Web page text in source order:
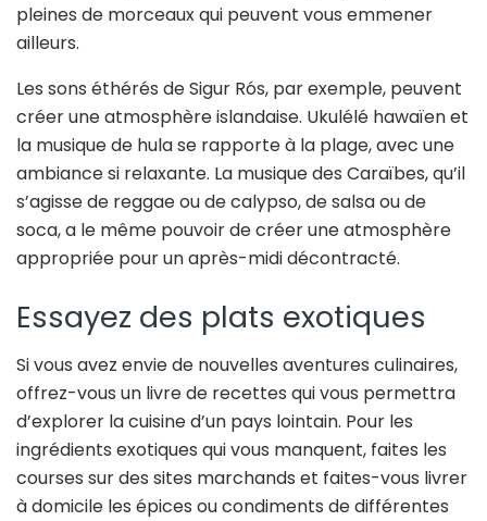
pleines de morceaux qui peuvent vous emmener
ailleurs.
Les sons éthérés de Sigur Rós, par exemple, peuvent
créer une atmosphère islandaise. Ukulélé hawaïen et
la musique de hula se rapporte à la plage, avec une
ambiance si relaxante. La musique des Caraïbes, qu’il
s’agisse de reggae ou de calypso, de salsa ou de
soca, a le même pouvoir de créer une atmosphère
appropriée pour un après-midi décontracté.
Essayez des plats exotiques
Si vous avez envie de nouvelles aventures culinaires,
offrez-vous un livre de recettes qui vous permettra
d’explorer la cuisine d’un pays lointain. Pour les
ingrédients exotiques qui vous manquent, faites les
courses sur des sites marchands et faites-vous livrer
à domicile les épices ou condiments de différentes